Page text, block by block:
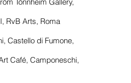
RvB Arts, Roma
Castello di Fumone,
Café, Camponeschi,